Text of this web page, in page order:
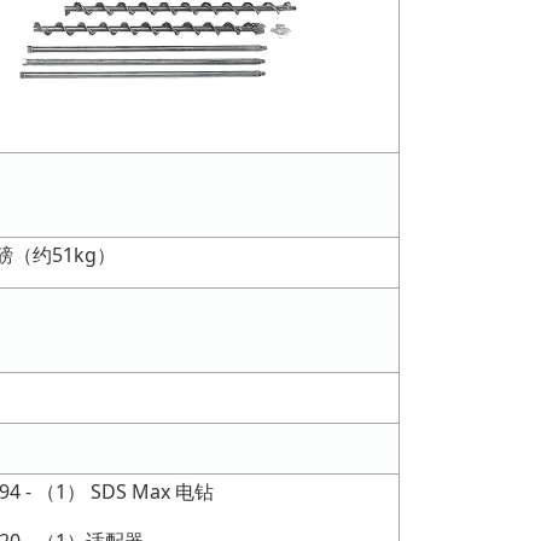
（约51kg）
- （1） SDS Max 电钻